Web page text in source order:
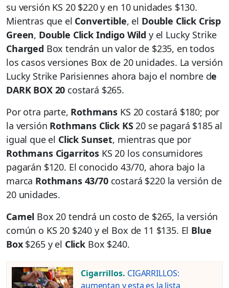
su versión KS 20 $220 y en 10 unidades $130.
Mientras que el Convertible, el Double Click Crisp
Green, Double Click Indigo Wild y el Lucky Strike
Charged Box tendrán un valor de $235, en todos
los casos versiones Box de 20 unidades. La versión
Lucky Strike Parisiennes ahora bajo el nombre de
DARK BOX 20 costará $265.
Por otra parte, Rothmans KS 20 costará $180; por
la versión Rothmans Click KS 20 se pagará $185 al
igual que el Click Sunset, mientras que por
Rothmans Cigarritos KS 20 los consumidores
pagarán $120. El conocido 43/70, ahora bajo la
marca Rothmans 43/70 costará $220 la versión de
20 unidades.
Camel Box 20 tendrá un costo de $265, la versión
común o KS 20 $240 y el Box de 11 $135. El Blue
Box$265 y el Click Box $240.
Cigarrillos. CIGARRILLOS:
aumentan y esta es la lista